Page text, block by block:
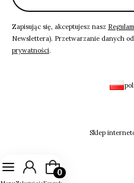
Zapisując się, akceptujesz nasz
Newslettera). Przetwarzanie danych
prywatności.
Sklep
Produkty w koszyku: